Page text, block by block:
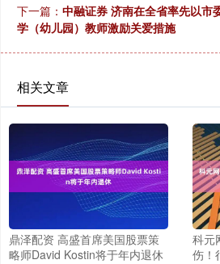
下一篇： 中融证券 济南在全省率先以市
学（幼儿园）教师激励关爱措施
相关文章
鼎泽配资 高盛首席美国股票策
略师David Kostin将于年内退休
科元
伤！